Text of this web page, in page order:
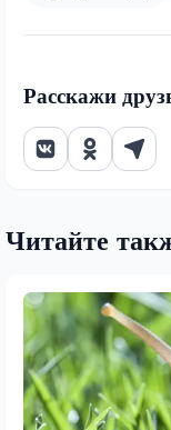
Расскажи
Читайте